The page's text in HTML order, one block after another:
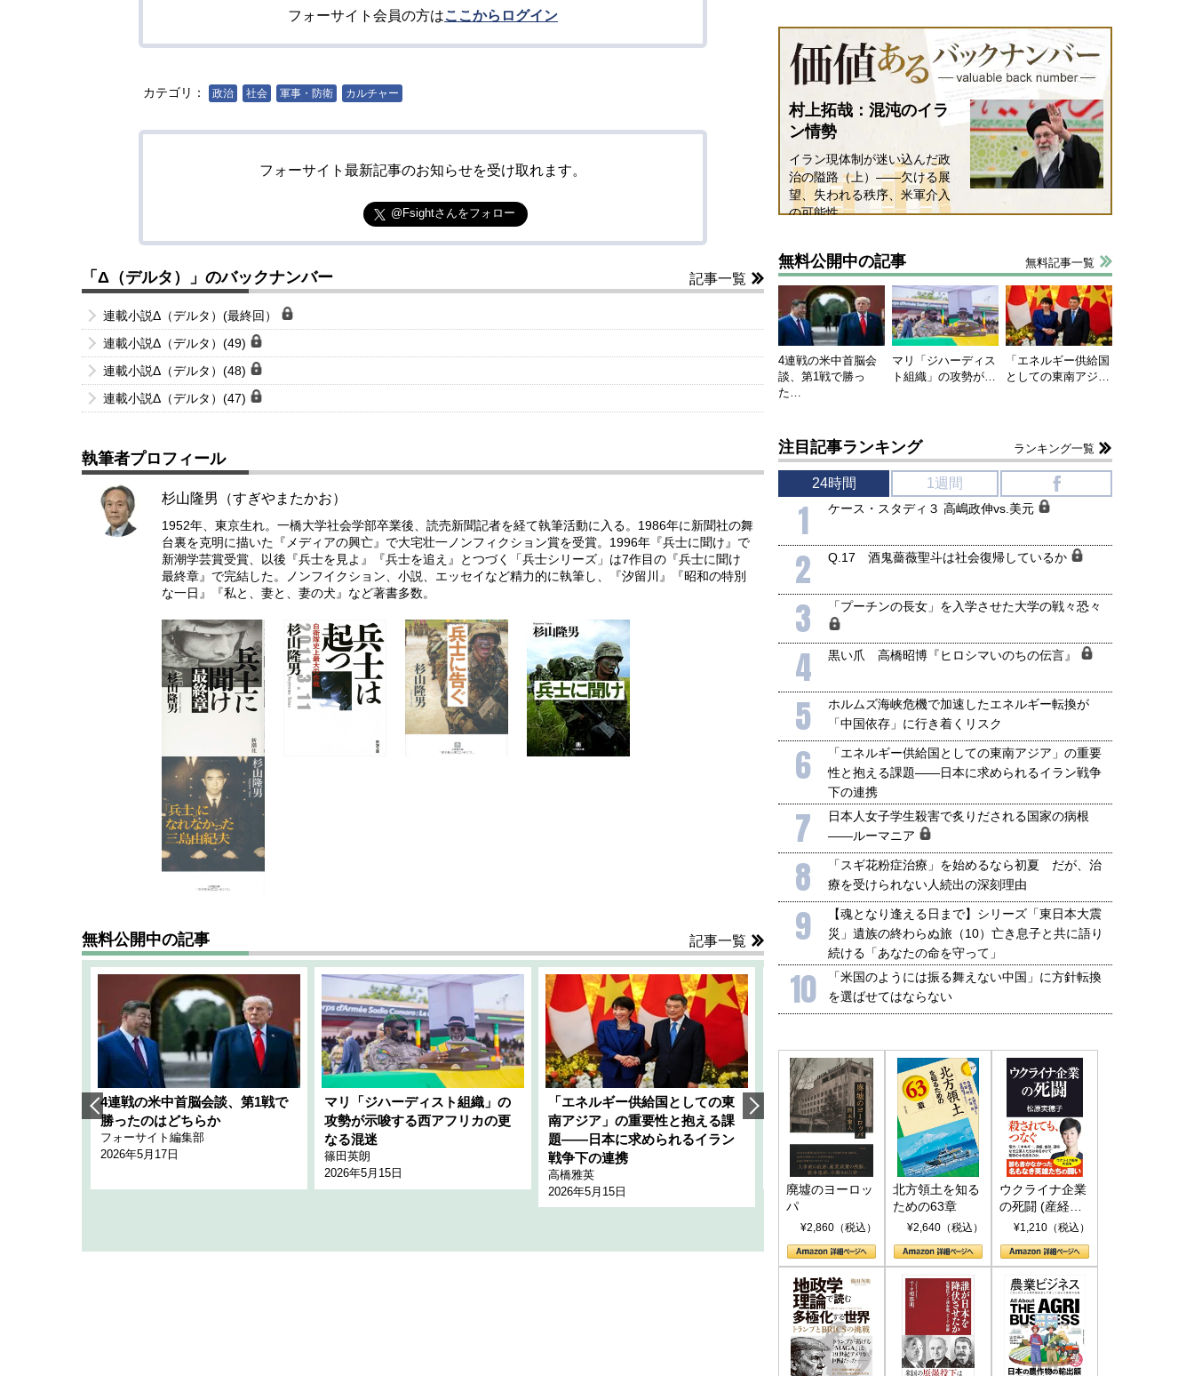
フォーサイト会員の方はここからログイン
カテゴリ： 政治 社会 軍事・防衛 カルチャー
フォーサイト最新記事のお知らせを受け取れます。
@Fsightさんをフォロー
「Δ（デルタ）」のバックナンバー 記事一覧
連載小説Δ（デルタ）(最終回）
連載小説Δ（デルタ）(49)
連載小説Δ（デルタ）(48)
連載小説Δ（デルタ）(47)
執筆者プロフィール
杉山隆男（すぎやまたかお）
1952年、東京生れ。一橋大学社会学部卒業後、読売新聞記者を経て執筆活動に入る。1986年に新聞社の舞
台裏を克明に描いた『メディアの興亡』で大宅壮一ノンフィクション賞を受賞。1996年『兵士に聞け』で
新潮学芸賞受賞、以後『兵士を見よ』『兵士を追え』とつづく「兵士シリーズ」は7作目の『兵士に聞け
最終章』で完結した。ノンフイクション、小説、エッセイなど精力的に執筆し、『汐留川』『昭和の特別
な一日』『私と、妻と、妻の犬』など著書多数。
無料公開中の記事 記事一覧
4連戦の米中首脳会談、第1戦で
勝ったのはどちらか
フォーサイト編集部
2026年5月17日
マリ「ジハーディスト組織」の
攻勢が示唆する西アフリカの更
なる混迷
篠田英朗
2026年5月15日
「エネルギー供給国としての東
南アジア」の重要性と抱える課
題――日本に求められるイラン
戦争下の連携
高橋雅英
2026年5月15日
韓国にも理解してほしい「極東
1905年体制」における日米韓安
全保障協力の意味
千々和泰明
2026年5月15日
ホルムズ海峡危機で加速したエ
ネルギー転換が「中国依存」に
行き着くリスク
小山堅
2026年5月14日
村上拓哉：混沌のイラ
ン情勢
イラン現体制が迷い込んだ政
治の隘路（上）――欠ける展
望、失われる秩序、米軍介入
の可能性
無料公開中の記事 無料記事一覧
4連戦の米中首脳会
談、第1戦で勝っ
た…
マリ「ジハーディス
ト組織」の攻勢が…
「エネルギー供給国
としての東南アジ…
注目記事ランキング ランキング一覧
24時間 1週間
1 ケース・スタディ３ 高嶋政伸vs.美元
2 Q.17 酒鬼薔薇聖斗は社会復帰しているか
3 「プーチンの長女」を入学させた大学の戦々恐々
4 黒い爪 高橋昭博『ヒロシマいのちの伝言』
5
ホルムズ海峡危機で加速したエネルギー転換が
「中国依存」に行き着くリスク
6
「エネルギー供給国としての東南アジア」の重要
性と抱える課題――日本に求められるイラン戦争
下の連携
7
日本人女子学生殺害で炙りだされる国家の病根
――ルーマニア
8
「スギ花粉症治療」を始めるなら初夏 だが、治
療を受けられない人続出の深刻理由
9
【魂となり逢える日まで】シリーズ「東日本大震
災」遺族の終わらぬ旅（10）亡き息子と共に語り
続ける「あなたの命を守って」
10
「米国のようには振る舞えない中国」に方針転換
を選ばせてはならない
廃墟のヨーロッ
パ
¥2,860（税込）
北方領土を知る
ための63章
¥2,640（税込）
ウクライナ企業
の死闘 (産経セ
レクト S 039)
¥1,210（税込）